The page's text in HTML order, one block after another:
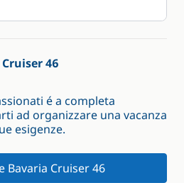
46
é a completa
ad organizzare una vacanza
esigenze.
Bavaria Cruiser 46